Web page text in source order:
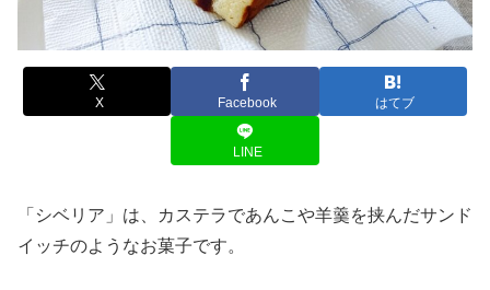
X Facebook はてブ
LINE
「シベリア」は、カステラであんこや羊羹を挟んだサンド
イッチのようなお菓子です。